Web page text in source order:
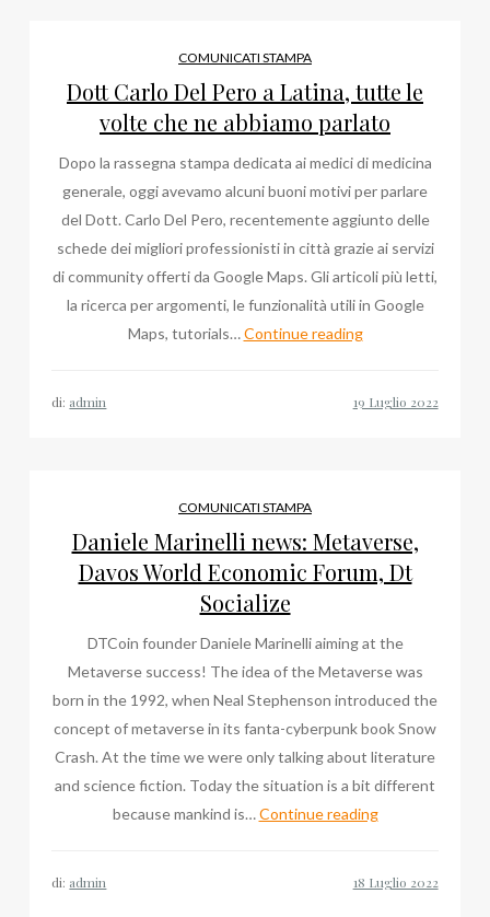
COMUNICATI STAMPA
Dott Carlo Del Pero a Latina, tutte le
volte che ne abbiamo parlato
Dopo la rassegna stampa dedicata ai medici di medicina
generale, oggi avevamo alcuni buoni motivi per parlare
del Dott. Carlo Del Pero, recentemente aggiunto delle
schede dei migliori professionisti in città grazie ai servizi
di community offerti da Google Maps. Gli articoli più letti,
la ricerca per argomenti, le funzionalità utili in Google
Maps, tutorials…Continue readingDott
volte
che
abbiamo
parlato
di: admin
COMUNICATI STAMPA
Daniele Marinelli news: Metaverse,
Davos World Economic Forum, Dt
Socialize
DTCoin founder Daniele Marinelli aiming at the
Metaverse success! The idea of the Metaverse was
born in the 1992, when Neal Stephenson introduced the
concept of metaverse in its fanta-cyberpunk book Snow
Crash. At the time we were only talking about literature
and science fiction. Today the situation is a bit different
because mankind is…Continue readingDaniele
di: admin